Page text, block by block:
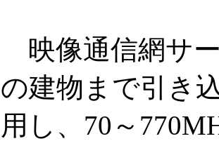
映像通信網サ
の建物まで引き
用し、70～